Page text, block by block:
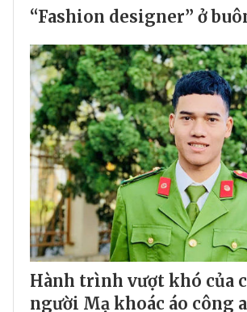
“Fashion designer” ở
Hành trình vượt khó của
người Mạ khoác áo công